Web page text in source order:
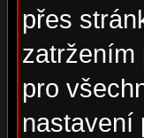
přes
zatržením
pro
nastavení